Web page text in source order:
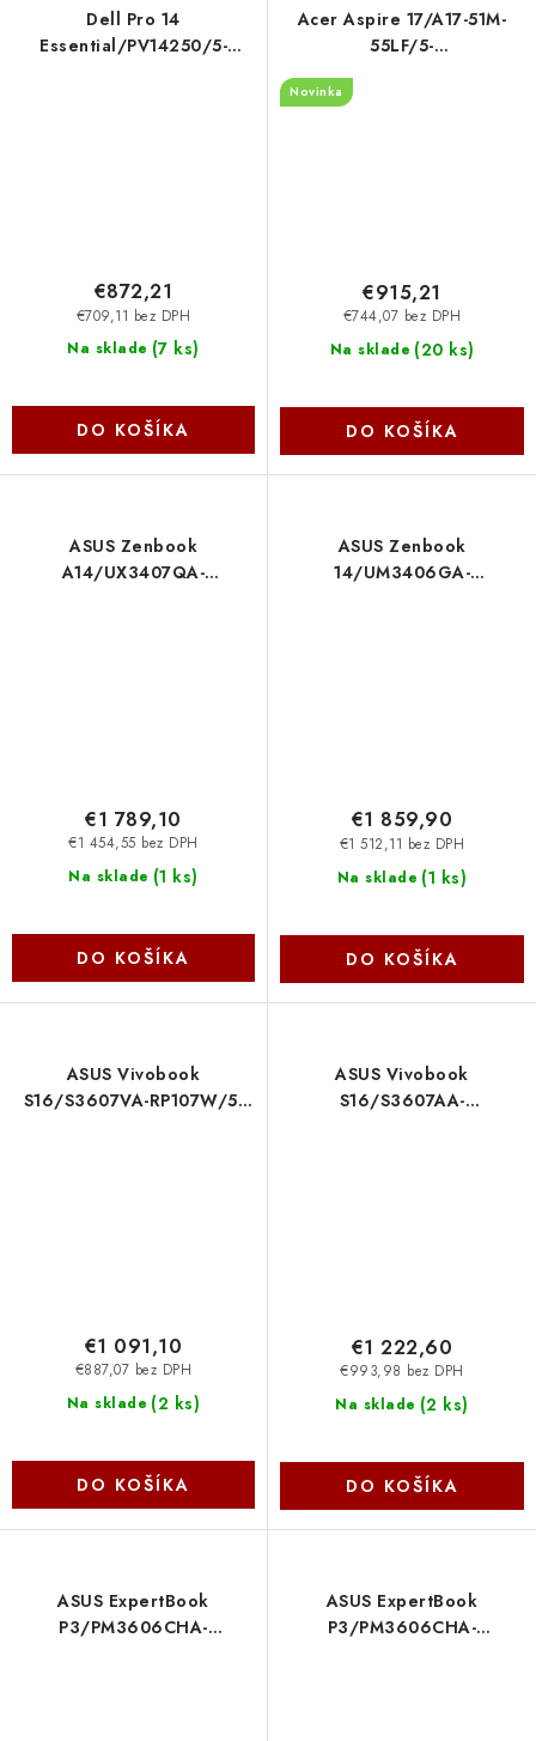
Dell Pro 14
Essential/PV14250/5-
Na sklade (7 ks)
€709,11 bez DPH
€872,21
DO KOŠÍKA
Acer Aspire 17/A17-51M-
55LF/5-
int/bez OS/Gray/2R
Novinka
Na sklade (20 ks)
€744,07 bez DPH
€915,21
DO KOŠÍKA
ASUS Zenbook
A14/UX3407QA-
Na sklade (1 ks)
€1 454,55 bez DPH
€1 789,10
DO KOŠÍKA
ASUS Zenbook
14/UM3406GA-
Na sklade (1 ks)
€1 512,11 bez DPH
€1 859,90
DO KOŠÍKA
ASUS Vivobook
S16/S3607VA-RP107W/5-
Na sklade (2 ks)
€887,07 bez DPH
€1 091,10
DO KOŠÍKA
ASUS Vivobook
S16/S3607AA-
Na sklade (2 ks)
€993,98 bez DPH
€1 222,60
DO KOŠÍKA
ASUS ExpertBook
P3/PM3606CHA-
ASUS ExpertBook
P3/PM3606CHA-